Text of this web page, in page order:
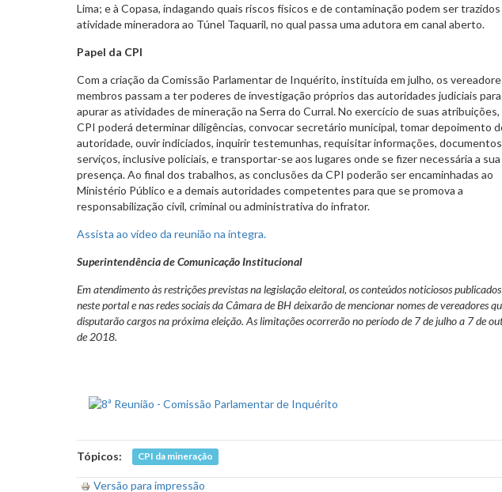
Lima; e à Copasa, indagando quais riscos físicos e de contaminação podem ser trazidos
atividade mineradora ao Túnel Taquaril, no qual passa uma adutora em canal aberto.
Papel da CPI
Com a criação da Comissão Parlamentar de Inquérito, instituída em julho, os
membros passam a ter poderes de investigação próprios das autoridades judiciais para
apurar as atividades de mineração na Serra do Curral. No exercício de suas atribuições,
CPI poderá determinar diligências, convocar secretário municipal, tomar depoimento
autoridade, ouvir indiciados, inquirir testemunhas, requisitar informações,
serviços, inclusive policiais, e transportar-se aos lugares onde se fizer necessária a sua
presença. Ao final dos trabalhos, as conclusões da CPI poderão ser encaminhadas ao
Ministério Público e a demais autoridades competentes para que se promova a
responsabilização civil, criminal ou administrativa do infrator.
Assista ao vídeo da reunião na íntegra.
Superintendência de Comunicação Institucional
Em atendimento às restrições previstas na legislação eleitoral, os conteúdos noticiosos publicados
neste portal e nas redes sociais da Câmara de BH deixarão de mencionar nomes de vereadores
disputarão cargos na próxima eleição. As limitações ocorrerão no período de 7 de julho a 7 de
de 2018.
Tópicos: CPI da mineração
Versão para impressão